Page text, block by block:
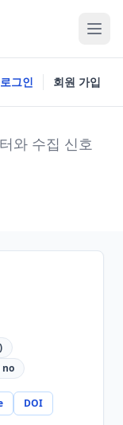
로그인 회원 가입
와 수집 신호
no
DOI